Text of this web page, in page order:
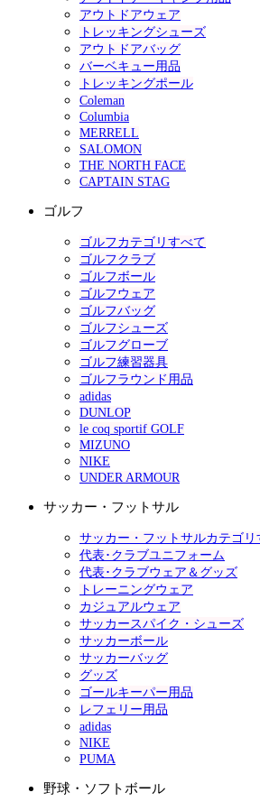
アウトドアウェア
トレッキングシューズ
アウトドアバッグ
バーベキュー用品
トレッキングポール
Coleman
Columbia
MERRELL
SALOMON
THE NORTH FACE
CAPTAIN STAG
ゴルフ
ゴルフカテゴリすべて
ゴルフクラブ
ゴルフボール
ゴルフウェア
ゴルフバッグ
ゴルフシューズ
ゴルフグローブ
ゴルフ練習器具
ゴルフラウンド用品
adidas
DUNLOP
le coq sportif GOLF
MIZUNO
NIKE
UNDER ARMOUR
サッカー・フットサル
サッカー・フットサルカテゴリ
代表･クラブユニフォーム
代表･クラブウェア＆グッズ
トレーニングウェア
カジュアルウェア
サッカースパイク・シューズ
サッカーボール
サッカーバッグ
グッズ
ゴールキーパー用品
レフェリー用品
adidas
NIKE
PUMA
野球・ソフトボール